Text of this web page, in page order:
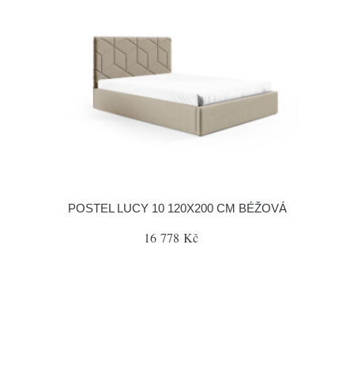
POSTEL LUCY 10 120X200 CM BÉŽOVÁ
16 778 Kč